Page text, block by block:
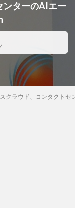
ンターのAIエー
クラウド、コンタクトセ